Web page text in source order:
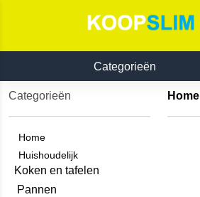
Categorieën
Categorieën
Home
Huishoudelijk
Koken en tafelen
Pannen
Home